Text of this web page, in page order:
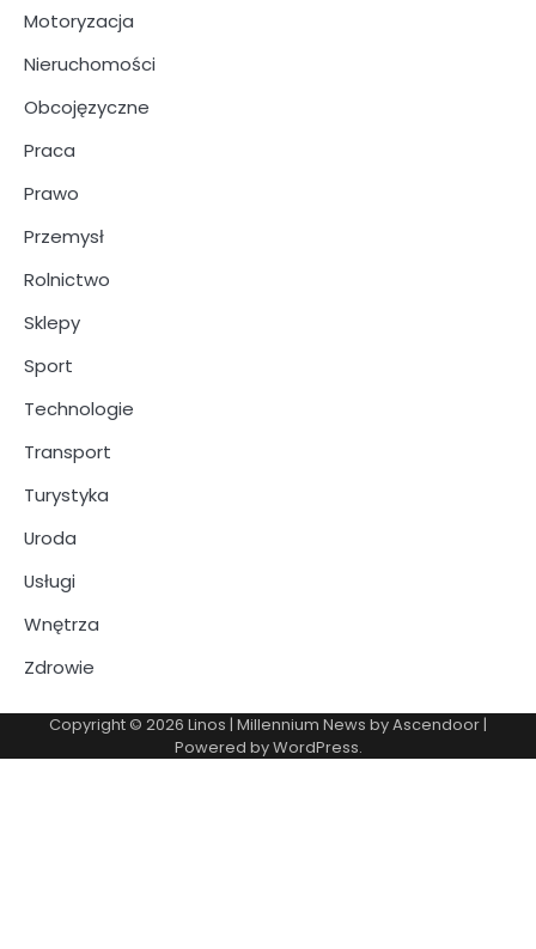
Motoryzacja
Nieruchomości
Obcojęzyczne
Praca
Prawo
Przemysł
Rolnictwo
Sklepy
Sport
Technologie
Transport
Turystyka
Uroda
Usługi
Wnętrza
Zdrowie
Copyright © 2026 Linos | Millennium News byAscendoor|
Powered byWordPress.